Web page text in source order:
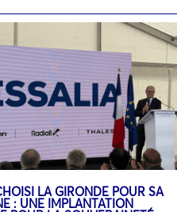
LA GIRONDE POUR SA
: UNE IMPLANTATION